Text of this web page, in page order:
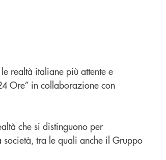
realtà italiane più attente e
Ore” in collaborazione con
che si distinguono per
tra le quali anche il Gruppo